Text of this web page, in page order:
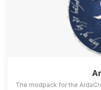
The modpack for the